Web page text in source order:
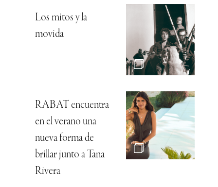
Los mitos y la
movida
RABAT encuentra
en el verano una
nueva forma de
brillar junto a Tana
Rivera